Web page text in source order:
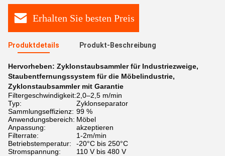
Erhalten Sie besten Preis
Produktdetails Produkt-Beschreibung
Hervorheben: Zyklonstaubsammler für Industriezweige,
Staubentfernungssystem für die Möbelindustrie,
Zyklonstaubsammler mit Garantie
Filtergeschwindigkeit:2,0–2,5 m/min
Typ:
Zyklonseparator
Sammlungseffizienz: 99 %
Anwendungsbereich: Möbel
Anpassung:
akzeptieren
Filterrate:
1-2m/min
Betriebstemperatur:
-20°C bis 250°C
Stromspannung:
110 V bis 480 V